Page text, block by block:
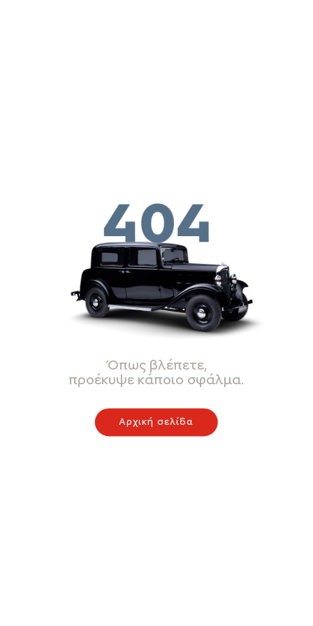
Όπως βλέπετε,
προέκυψε κάποιο σφάλμα.
Αρχική σελίδα